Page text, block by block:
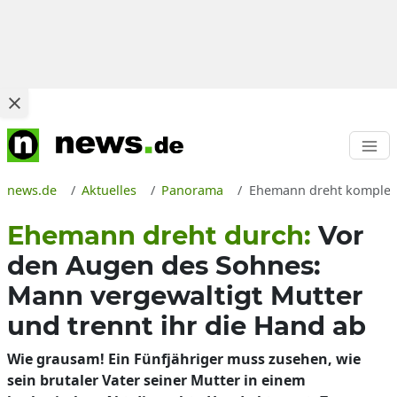
news.de Aktuelles Panorama Ehemann dreht
Ehemann dreht durch: Vor
den Augen des Sohnes:
Mann vergewaltigt Mutter
und trennt ihr die Hand ab
Wie grausam! Ein Fünfjähriger muss zusehen, wie
sein brutaler Vater seiner Mutter in einem